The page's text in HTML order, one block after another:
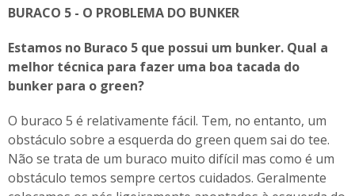
BURACO 5 - O PROBLEMA DO BUNKER
Estamos no Buraco 5 que possui um bunker. Qual a
melhor técnica para fazer uma boa tacada do
bunker para o green?
O buraco 5 é relativamente fácil. Tem, no entanto, um
obstáculo sobre a esquerda do green quem sai do tee.
Não se trata de um buraco muito difícil mas como é um
obstáculo temos sempre certos cuidados. Geralmente